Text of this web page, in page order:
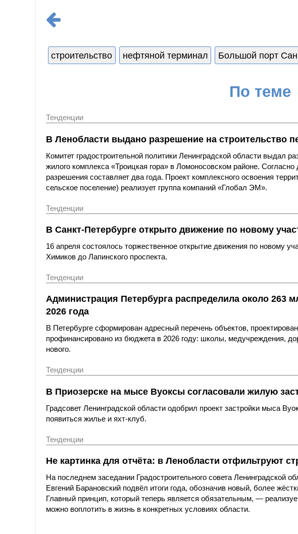
строительство нефтяной терминал Большой порт
По теме
Тенденции
В Ленобласти выдано разрешение на строительство
Комитет градостроительной политики Ленинградской области выдал
жилого комплекса «Троицкая гора» в Ломоносовском районе.
разрешения составляет два года. Проект комплексного освоения
сельское поселение) реализует группа компаний «Глобал ЭМ».
Тенденции
В Санкт-Петербурге открыто движение по новому
16 апреля состоялось торжественное открытие движения по новому
Химиков до Лапинского проспекта.
Тенденции
Администрация Петербурга распределила около 263
2026 года
В Петербурге сформирован адресный перечень объектов,
профинансировано из бюджета в 2026 году: школы, медучреждения,
нового.
Тенденции
В Приозерске на мысе Вуоксы согласовали жилую
Градсовет Ленинградской области одобрил проект застройки мыса
появиться жилье и яхт-клуб.
Тенденции
Не картинка для отчёта: в Ленобласти отфильтруют
На последнем заседании Градостроительного совета Ленинградской
Евгений Барановский подвёл итоги года, обозначив новый, более
Главный принцип, который теперь является обязательным, —
можно воплотить в жизнь в конкретных условиях области.